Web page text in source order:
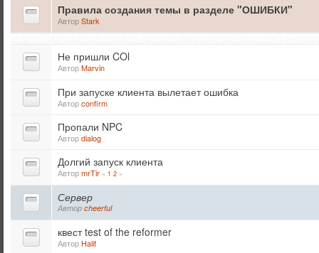
Правила создания темы в разделе "ОШИБКИ"
АвторStark
Не пришли COl
АвторMarvin
При запуске клиента вылетает ошибка
Авторconfirm
Пропали NPC
Авторdialog
Долгий запуск клиента
АвторmrTir « 1 2 »
Сервер
Автор cheerful
квест test of the reformer
Автор Halif